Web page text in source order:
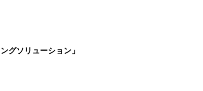
グソリューション」